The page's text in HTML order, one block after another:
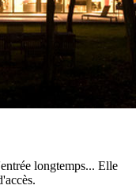
longtemps... Elle